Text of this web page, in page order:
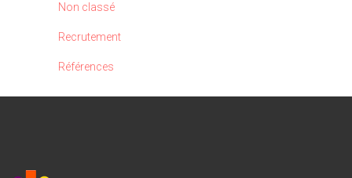
Non classé
Recrutement
Références